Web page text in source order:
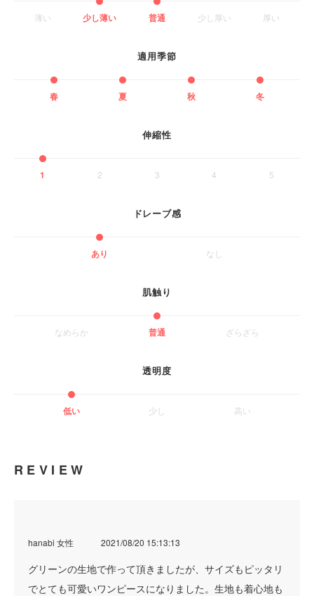
薄い 少し薄い 普通 少し厚い 厚い
適用季節
春 夏 秋 冬
伸縮性
1 2 3 4 5
ドレーブ感
あり なし
肌触り
なめらか 普通 ざらざら
透明度
低い 少し 高い
REVIEW
hanabi 女性 2021/08/20 15:13:13
グリーンの生地で作って頂きましたが、サイズもピッタリ
でとても可愛いワンピースになりました。生地も着心地も